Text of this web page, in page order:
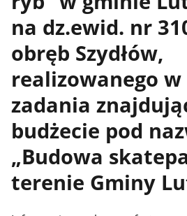
na dz.ewid. nr
obręb Szydłów,
realizowanego
zadania
budżecie pod
„Budowa
terenie Gminy